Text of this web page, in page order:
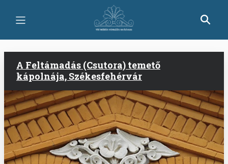
tartalomra
A Feltámadás (Csutora) temető
kápolnája, Székesfehérvár